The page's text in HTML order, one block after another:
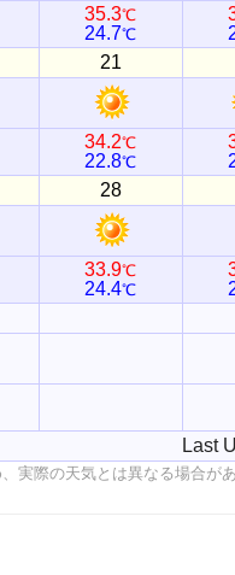
35.3℃
24.7℃
21
34.2℃
22.8℃
28
33.9℃
24.4℃
Last
実際の天気とは異なる場合があ